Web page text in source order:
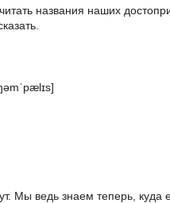
названия наших
Мы ведь знаем теперь, куда